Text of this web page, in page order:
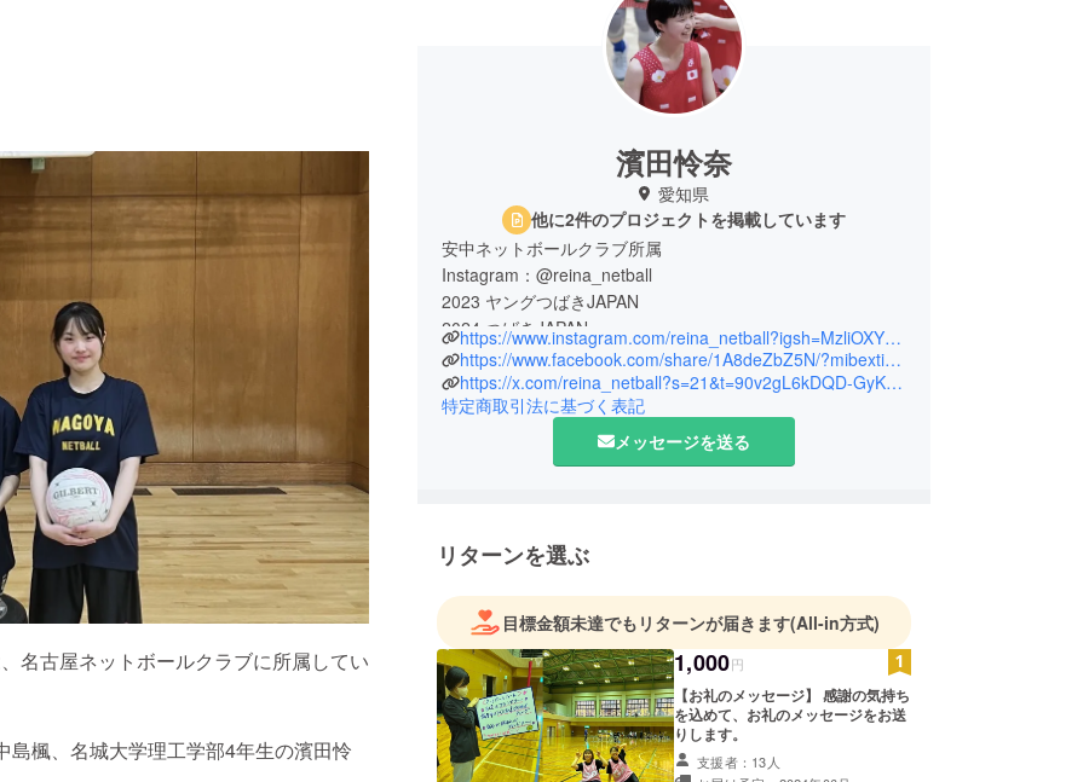
名古屋ネットボールクラブに所属してい
楓、名城大学理工学部4年生の濱田怜
濱田怜奈
愛知県
他に2件のプロジェクトを掲載しています
安中ネットボールクラブ所属
Instagram：@reina_netball
2023 ヤングつばきJAPAN
2024 つばきJAPAN
https://www.instagram.com/reina_netball?igsh=MzliOXY3NjBuNmc2&utm_source=qr
https://www.facebook.com/share/1A8deZbZ5N/?mibextid=wwXlfr
https://x.com/reina_netball?s=21&t=90v2gL6kDQD-GyKvXhApOA
特定商取引法に基づく表記
メッセージを送る
リターンを選ぶ
目標金額未達でもリターンが届きます(All-in方式)
1,000円
【お礼のメッセージ】 感謝の気持ち
を込めて、お礼のメッセージをお送
りします。
支援者：13人